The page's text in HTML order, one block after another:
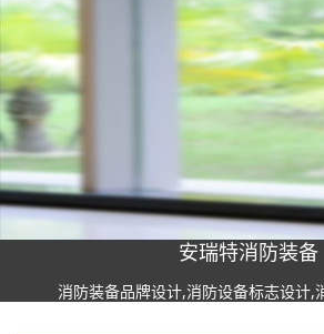
安瑞特消防装备
消防装备品牌设计,消防设备标志设计,